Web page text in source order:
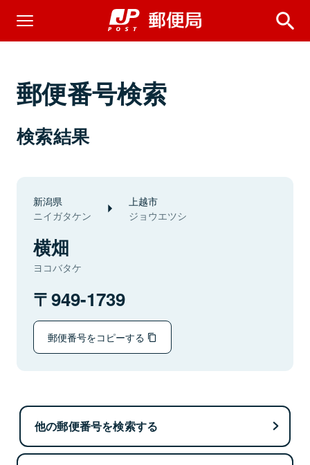
郵便番号検索
検索結果
新潟県
ニイガタケン
上越市
ジョウエツシ
横畑
ヨコバタケ
949-1739
郵便番号をコピーする
他の郵便番号を検索する